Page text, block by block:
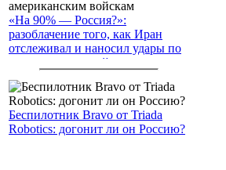
«На 90% — Россия?»:
разоблачение того, как Иран
отслеживал и наносил удары по
американским войскам
Беспилотник Bravo от Triada
Robotics: догонит ли он Россию?